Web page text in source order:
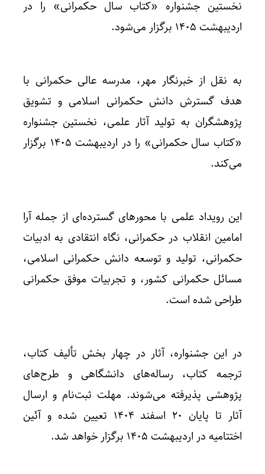
نخستین جشنواره «کتاب سال حکمرانی» را در
اردیبهشت ۱۴۰۵ برگزار می‌شود.
به نقل از خبرنگار مهر، مدرسه عالی حکمرانی با
هدف گسترش دانش حکمرانی اسلامی و تشویق
پژوهشگران به تولید آثار علمی، نخستین جشنواره
«کتاب سال حکمرانی» را در اردیبهشت ۱۴۰۵ برگزار
می‌کند.
این رویداد علمی با محورهای گسترده‌ای از جمله آرا
امامین انقلاب در حکمرانی، نگاه انتقادی به ادبیات
حکمرانی، تولید و توسعه دانش حکمرانی اسلامی،
مسائل حکمرانی کشور، و تجربیات موفق حکمرانی
طراحی شده است.
در این جشنواره، آثار در چهار بخش تألیف کتاب،
ترجمه کتاب، رساله‌های دانشگاهی و طرح‌های
پژوهشی پذیرفته می‌شوند. مهلت ثبت‌نام و ارسال
آثار تا پایان ۲۰ اسفند ۱۴۰۴ تعیین شده و آئین
اختتامیه در اردیبهشت ۱۴۰۵ برگزار خواهد شد.